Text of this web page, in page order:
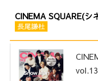
CINEMA SQUARE(
長尾謙杜